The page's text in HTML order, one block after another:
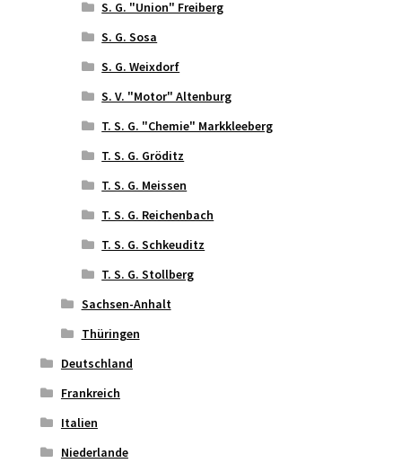
S. G. "Union" Freiberg
S. G. Sosa
S. G. Weixdorf
S. V. "Motor" Altenburg
T. S. G. "Chemie" Markkleeberg
T. S. G. Gröditz
T. S. G. Meissen
T. S. G. Reichenbach
T. S. G. Schkeuditz
T. S. G. Stollberg
Sachsen-Anhalt
Thüringen
Deutschland
Frankreich
Italien
Niederlande